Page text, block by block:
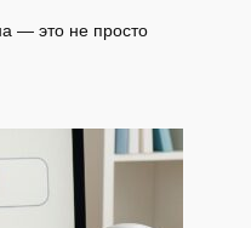
— это не просто